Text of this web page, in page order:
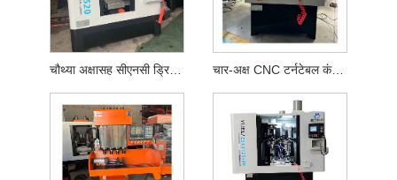
चौथ्या अक्षासह सीएनसी ड्रिलिंग टॅपिंग मिलिंग मशीन चार-अक्ष CNC टर्नटेबल कंपाऊंड